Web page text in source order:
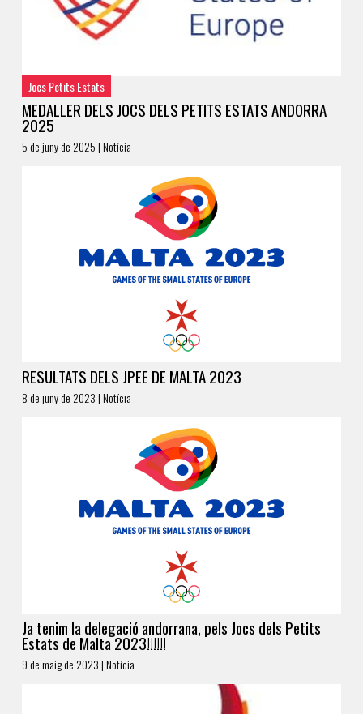
Jocs Petits Estats
MEDALLER DELS JOCS DELS PETITS ESTATS ANDORRA
2025
5 de juny de 2025 | Notícia
RESULTATS DELS JPEE DE MALTA 2023
8 de juny de 2023 | Notícia
Ja tenim la delegació andorrana, pels Jocs dels Petits
Estats de Malta 2023!!!!!!
9 de maig de 2023 | Notícia